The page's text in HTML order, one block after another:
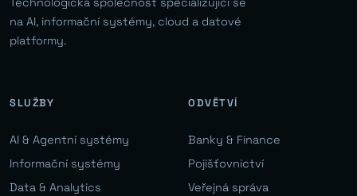
na AI, informační systémy, cloud a datové
platformy.
SLUŽBY
AI & Agentní systémy
Informační systémy
Data & Analytics
ODVĚTVÍ
Banky & Finance
Pojišťovnictví
Veřejná správa